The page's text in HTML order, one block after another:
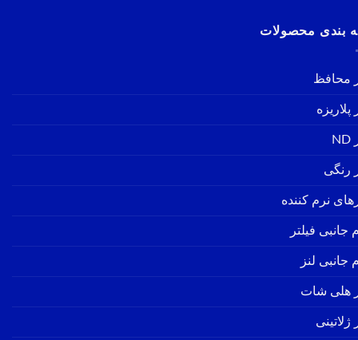
بندی محصولات
محافظ
پلاریزه
رنگی
نرم کننده
جانبی فیلتر
جانبی لنز
هلی شات
ژلاتینی